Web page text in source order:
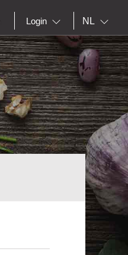
Login NL